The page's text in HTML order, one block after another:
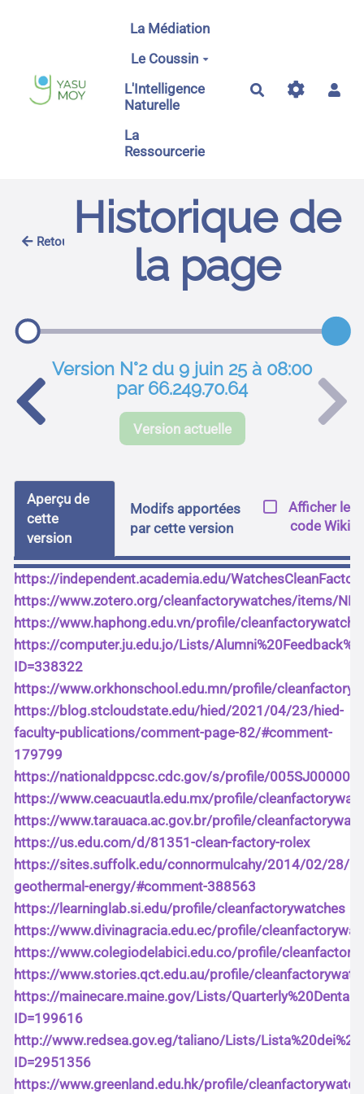
Aller au contenu principal
La Médiation
Le Coussin
L'Intelligence
Naturelle
La
Ressourcerie
Rechercher
Retour
Historique de
la page
Version N°2 du 9 juin 25 à 08:00
par 66.249.70.64
Version actuelle
Aperçu de
cette
version
Modifs apportées
par cette version
Afficher le
code Wiki